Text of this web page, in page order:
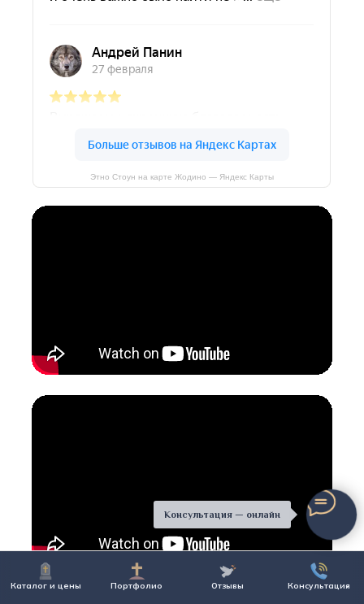
Каталог и цены Портфолио Отзывы Консультация
Консультация — онлайн
Этно Стоун на карте Жодино — Яндекс Карты